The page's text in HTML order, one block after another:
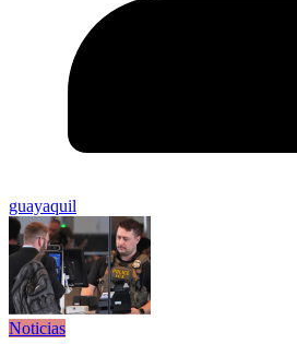
guayaquil
Noticias